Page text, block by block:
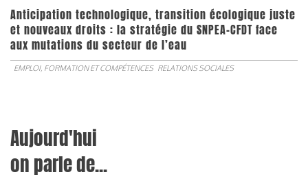
Anticipation technologique, transition écologique juste
et nouveaux droits : la stratégie du SNPEA-CFDT face
aux mutations du secteur de l’eau
EMPLOI, FORMATION ET COMPÉTENCES RELATIONS SOCIALES
Aujourd'hui
on parle de...